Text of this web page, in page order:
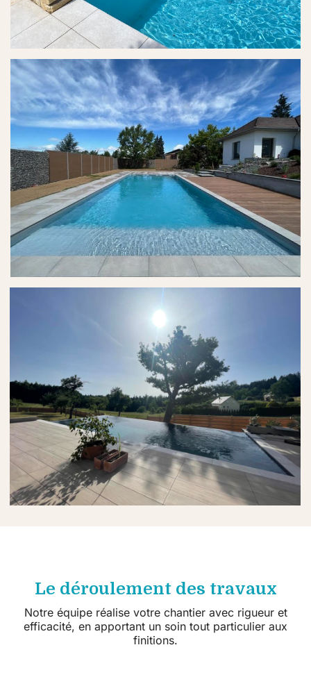
Le déroulement des travaux
Notre équipe réalise votre chantier avec rigueur et
efficacité, en apportant un soin tout particulier aux
finitions.